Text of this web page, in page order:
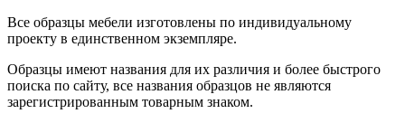
Все образцы мебели изготовлены по индивидуальному
проекту в единственном экземпляре.
Образцы имеют названия для их различия и более быстрого
поиска по сайту, все названия образцов не являются
зарегистрированным товарным знаком.